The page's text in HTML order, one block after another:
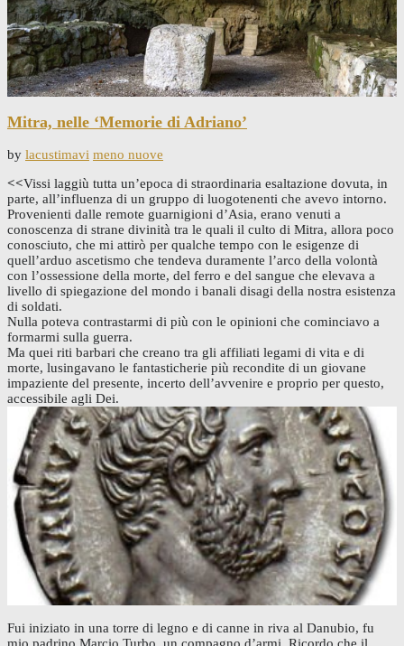
Mitra, nelle ‘Memorie di Adriano’
by lacustimavi meno nuove
<<Vissi laggiù tutta un’epoca di straordinaria esaltazione dovuta, in
parte, all’influenza di un gruppo di luogotenenti che avevo intorno.
Provenienti dalle remote guarnigioni d’Asia, erano venuti a
conoscenza di strane divinità tra le quali il culto di Mitra, allora poco
conosciuto, che mi attirò per qualche tempo con le esigenze di
quell’arduo ascetismo che tendeva duramente l’arco della volontà
con l’ossessione della morte, del ferro e del sangue che elevava a
livello di spiegazione del mondo i banali disagi della nostra esistenza
di soldati.
Nulla poteva contrastarmi di più con le opinioni che cominciavo a
formarmi sulla guerra.
Ma quei riti barbari che creano tra gli affiliati legami di vita e di
morte, lusingavano le fantasticherie più recondite di un giovane
impaziente del presente, incerto dell’avvenire e proprio per questo,
accessibile agli Dei.
Fui iniziato in una torre di legno e di canne in riva al Danubio, fu